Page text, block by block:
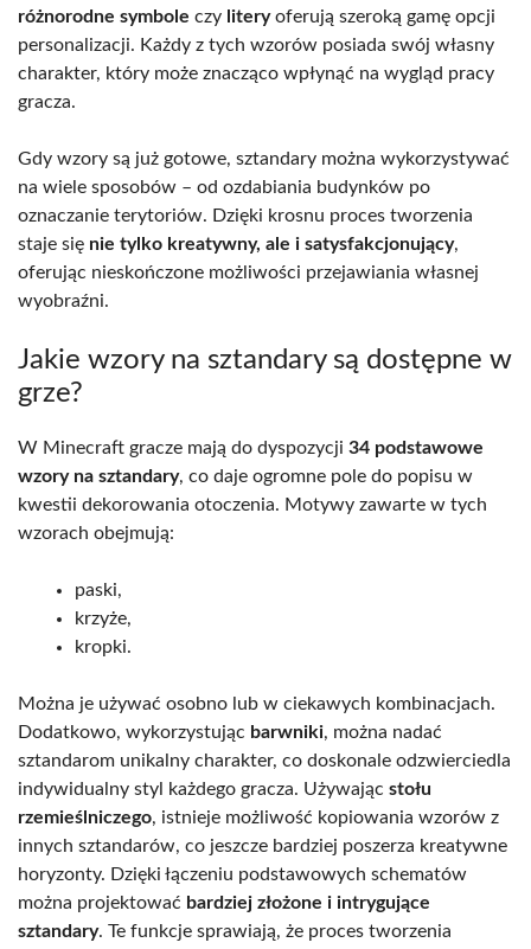
różnorodne symbole czy literyoferują szeroką gamę opcji
personalizacji. Każdy z tych wzorów posiada swój własny
charakter, który może znacząco wpłynąć na wygląd pracy
gracza.
Gdy wzory są już gotowe, sztandary można wykorzystywać
na wiele sposobów – od ozdabiania budynków po
oznaczanie terytoriów. Dzięki krosnu proces tworzenia
staje się nie tylko kreatywny, ale i satysfakcjonujący,
oferując nieskończone możliwości przejawiania własnej
wyobraźni.
Jakie wzory na sztandary są dostępne w
grze?
W Minecraft gracze mają do dyspozycji 34 podstawowe
wzory na sztandary, co daje ogromne pole do popisu w
kwestii dekorowania otoczenia. Motywy zawarte w tych
wzorach obejmują:
paski,
krzyże,
kropki.
Można je używać osobno lub w ciekawych kombinacjach.
Dodatkowo, wykorzystując barwniki, można nadać
sztandarom unikalny charakter, co doskonale odzwierciedla
indywidualny styl każdego gracza. Używając stołu
rzemieślniczego, istnieje możliwość kopiowania wzorów z
innych sztandarów, co jeszcze bardziej poszerza kreatywne
horyzonty. Dzięki łączeniu podstawowych schematów
można projektować bardziej złożone i intrygujące
sztandary. Te funkcje sprawiają, że proces tworzenia